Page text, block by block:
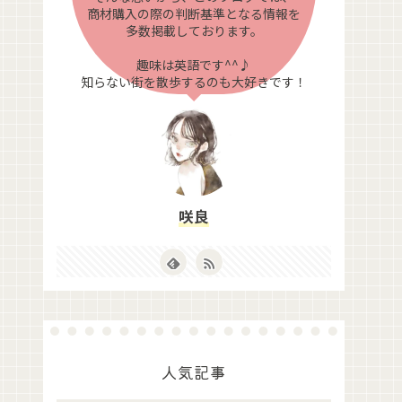
商材購入の際の判断基準となる情報を
多数掲載しております。
趣味は英語です^^♪
知らない街を散歩するのも大好きです！
咲良
人気記事